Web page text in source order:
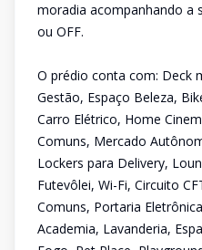
moradia acompanhando a
ou OFF.
O prédio conta com: Deck
Gestão, Espaço Beleza,
Carro Elétrico, Home
Comuns, Mercado
Lockers para Delivery,
Futevôlei, Wi-Fi, Circuito
Comuns, Portaria
Academia, Lavanderia,